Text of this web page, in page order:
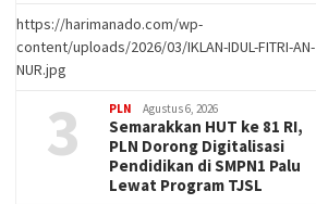
https://harimanado.com/wp-
content/uploads/2026/03/IKLAN-IDUL-FITRI-AN-
NUR.jpg
3 PLN Agustus 6, 2026
Semarakkan HUT ke 81 RI,
PLN Dorong Digitalisasi
Pendidikan di SMPN1 Palu
Lewat Program TJSL